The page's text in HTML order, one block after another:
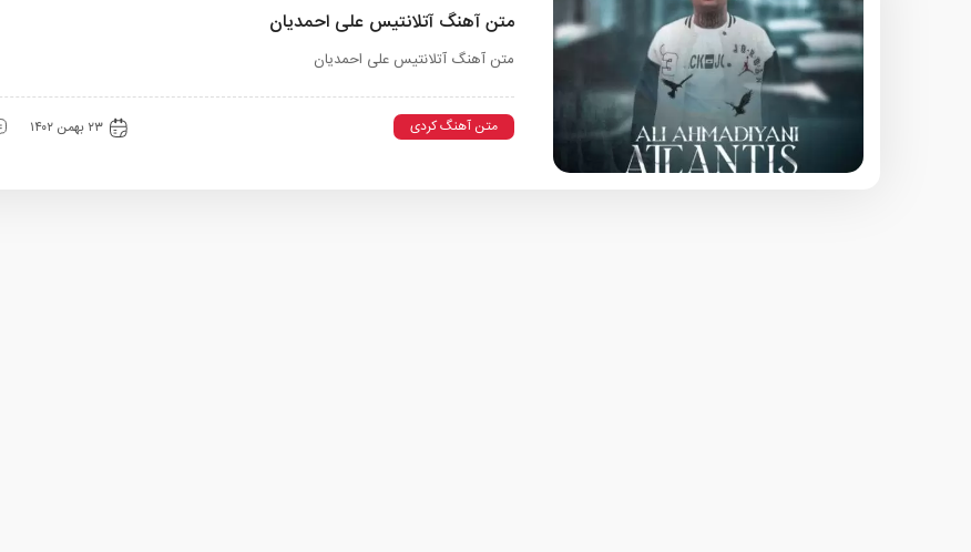
متن آهنگ آتلانتیس علی احمدیان
متن آهنگ آتلانتیس علی احمدیان
متن آهنگ کردی ۲۳ بهمن ۱۴۰۲